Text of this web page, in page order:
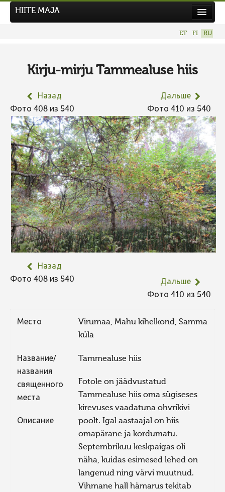
НОВЫЙ ФОТОКОНКУРС
ПРЕДЫДУЩИЕ КОНКУРСЫ
HIITE MAJA
ET FI RU
Kirju-mirju Tammealuse hiis
Назад
Фото 408 из 540
Дальше
Фото 410 из 540
Назад
Фото 408 из 540
Дальше
Фото 410 из 540
Место
Virumaa, Mahu kihelkond, Samma
küla
Название/
названия
священного
места
Tammealuse hiis
Описание
Fotole on jäädvustatud
Tammealuse hiis oma sügiseses
kirevuses vaadatuna ohvrikivi
poolt. Igal aastaajal on hiis
omapärane ja kordumatu.
Septembrikuu keskpaigas oli
näha, kuidas esimesed lehed on
langenud ning värvi muutnud.
Vihmane hall hämarus tekitab